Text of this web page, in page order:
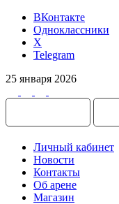
ВКонтакте
Одноклассники
X
Telegram
25 января 2026
Личный кабинет
Новости
Контакты
Об арене
Магазин